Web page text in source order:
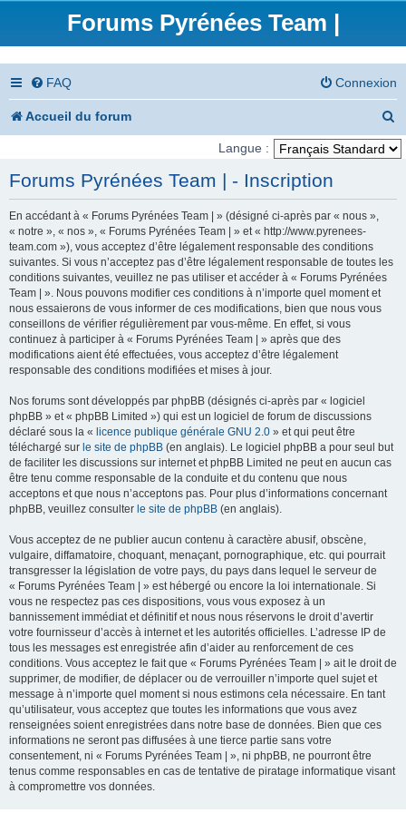
Forums Pyrénées Team |
FAQ Connexion
Accueil du forum
e
h
Langue :
Forums Pyrénées Team | - Inscription
En accédant à « Forums Pyrénées Team | » (désigné ci-après par « nous »,
« notre », « nos », « Forums Pyrénées Team | » et « http://www.pyrenees-
team.com »), vous acceptez d’être légalement responsable des conditions
suivantes. Si vous n’acceptez pas d’être légalement responsable de toutes les
conditions suivantes, veuillez ne pas utiliser et accéder à « Forums Pyrénées
Team | ». Nous pouvons modifier ces conditions à n’importe quel moment et
nous essaierons de vous informer de ces modifications, bien que nous vous
conseillons de vérifier régulièrement par vous-même. En effet, si vous
continuez à participer à « Forums Pyrénées Team | » après que des
modifications aient été effectuées, vous acceptez d’être légalement
responsable des conditions modifiées et mises à jour.
Nos forums sont développés par phpBB (désignés ci-après par « logiciel
phpBB » et « phpBB Limited ») qui est un logiciel de forum de discussions
déclaré sous la « licence publique générale GNU 2.0 » et qui peut être
téléchargé sur le site de phpBB (en anglais). Le logiciel phpBB a pour seul but
de faciliter les discussions sur internet et phpBB Limited ne peut en aucun cas
être tenu comme responsable de la conduite et du contenu que nous
acceptons et que nous n’acceptons pas. Pour plus d’informations concernant
phpBB, veuillez consulter le site de phpBB (en anglais).
Vous acceptez de ne publier aucun contenu à caractère abusif, obscène,
vulgaire, diffamatoire, choquant, menaçant, pornographique, etc. qui pourrait
transgresser la législation de votre pays, du pays dans lequel le serveur de
« Forums Pyrénées Team | » est hébergé ou encore la loi internationale. Si
vous ne respectez pas ces dispositions, vous vous exposez à un
bannissement immédiat et définitif et nous nous réservons le droit d’avertir
votre fournisseur d’accès à internet et les autorités officielles. L’adresse IP de
tous les messages est enregistrée afin d’aider au renforcement de ces
conditions. Vous acceptez le fait que « Forums Pyrénées Team | » ait le droit de
supprimer, de modifier, de déplacer ou de verrouiller n’importe quel sujet et
message à n’importe quel moment si nous estimons cela nécessaire. En tant
qu’utilisateur, vous acceptez que toutes les informations que vous avez
renseignées soient enregistrées dans notre base de données. Bien que ces
informations ne seront pas diffusées à une tierce partie sans votre
consentement, ni « Forums Pyrénées Team | », ni phpBB, ne pourront être
tenus comme responsables en cas de tentative de piratage informatique visant
à compromettre vos données.